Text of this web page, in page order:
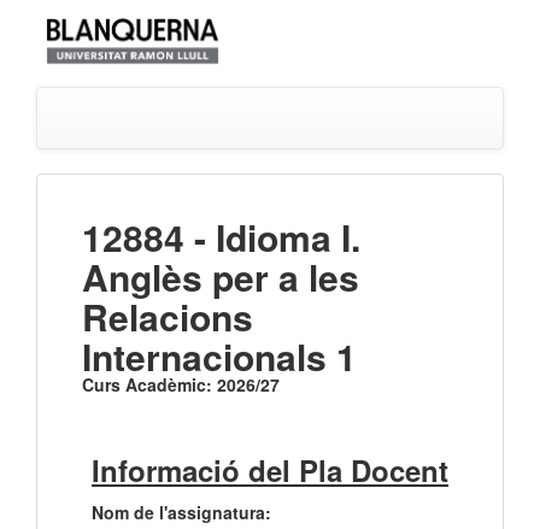
12884 - Idioma I.
Anglès per a les
Relacions
Internacionals 1
Curs Acadèmic: 2026/27
Informació del Pla Docent
Nom de l'assignatura: